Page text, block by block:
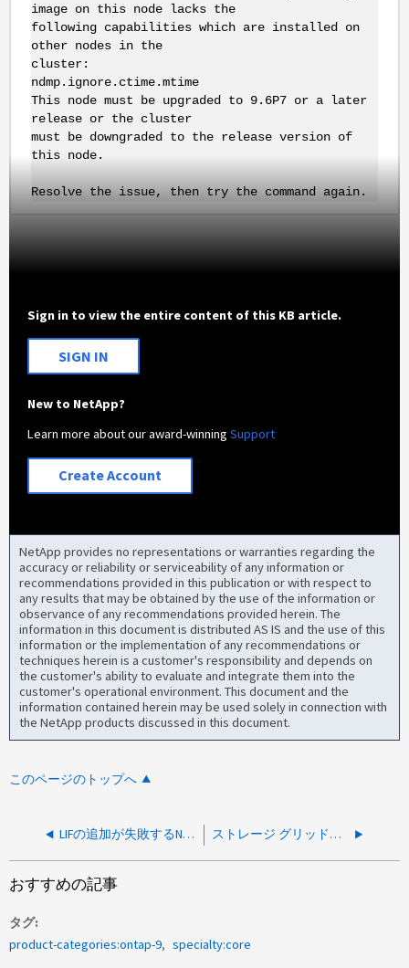
image on this node lacks the
following capabilities which are installed on
other nodes in the
cluster:
ndmp.ignore.ctime.mtime
This node must be upgraded to 9.6P7 or a later
release or the cluster
must be downgraded to the release version of
this node.
Resolve the issue, then try the command again.
Sign in to view the entire content of this KB article.
SIGN IN
New to NetApp?
Learn more about our award-winningSupport
Create Account
NetApp provides no representations or warranties regarding the
accuracy or reliability or serviceability of any information or
recommendations provided in this publication or with respect to
any results that may be obtained by the use of the information or
observance of any recommendations provided herein. The
information in this document is distributed AS IS and the use of this
information or the implementation of any recommendations or
techniques herein is a customer's responsibility and depends on
the customer's ability to evaluate and integrate them into the
customer's operational environment. This document and the
information contained herein may be used solely in connection with
the NetApp products discussed in this document.
このページのトップへ
LIFの追加が失敗するNVMe over Fabricでは、SVM /ノードあたりのLIF数は2個まで ストレージ グリッドまたはONTAP S3をクラウド階層として追加すると、TLSハンドシェイク エラーが発生して失敗する
おすすめの記事
タグ
product-categories:ontap-9
specialty:core